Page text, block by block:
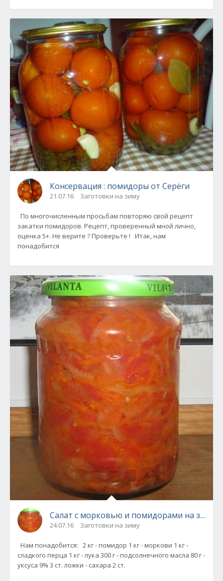
Консервация : помидоры от Серёги
21.07.16 Заготовки на зиму
По многочисленным просьбам повторяю свой рецепт
закатки помидоров. Рецепт, проверенный мной лично,
оценка 5+. Не верите ? Проверьте ! Итак, нам
понадобится
Салат с морковью и помидорами на зиму
24.07.16 Заготовки на зиму
Нам понадобится: 2 кг - помидор 1 кг - моркови 1 кг -
сладкого перца 1 кг - лука 300 г - подсолнечного масла 80 г -
уксуса 9% 3 ст. ложки - сахара 2 ст.